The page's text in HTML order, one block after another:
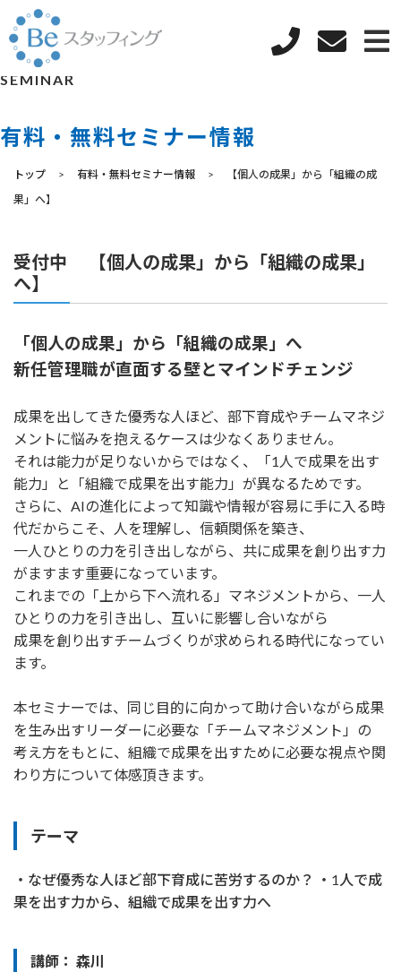
SEMINAR
有料・無料セミナー情報
トップ 有料・無料セミナー情報
【個人の成果」から「組織の成
果」へ】
受付中 【個人の成果」から「組織の成果」
へ】
「個人の成果」から「組織の成果」へ
新任管理職が直面する壁とマインドチェンジ
成果を出してきた優秀な人ほど、部下育成やチームマネジ
メントに悩みを抱えるケースは少なくありません。
それは能力が足りないからではなく、「1人で成果を出す
能力」と「組織で成果を出す能力」が異なるためです。
さらに、AIの進化によって知識や情報が容易に手に入る時
代だからこそ、人を理解し、信頼関係を築き、
一人ひとりの力を引き出しながら、共に成果を創り出す力
がますます重要になっています。
これまでの「上から下へ流れる」マネジメントから、一人
ひとりの力を引き出し、互いに影響し合いながら
成果を創り出すチームづくりが求められる時代になってい
ます。
本セミナーでは、同じ目的に向かって助け合いながら成果
を生み出すリーダーに必要な「チームマネジメント」の
考え方をもとに、組織で成果を出すために必要な視点や関
わり方について体感頂きます。
テーマ
・なぜ優秀な人ほど部下育成に苦労するのか？ ・1人で成
果を出す力から、組織で成果を出す力へ
講師： 森川